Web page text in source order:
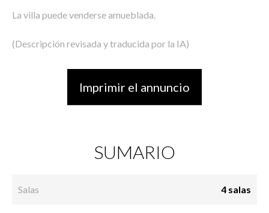
La villa puede venderse amueblada.
(Descripción revisada y traducida por la IA)
Imprimir el annuncio
SUMARIO
Salas 4 salas